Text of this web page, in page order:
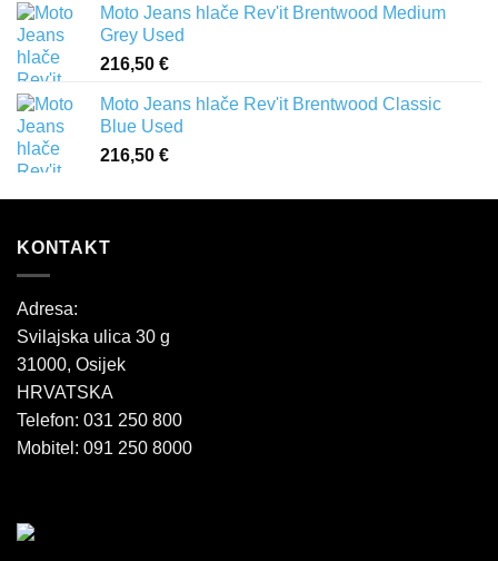
Moto Jeans hlače Rev'it Brentwood Medium
Grey Used
216,50 €
Moto Jeans hlače Rev'it Brentwood Classic
Blue Used
216,50 €
KONTAKT
Adresa:
Svilajska ulica 30 g
31000, Osijek
HRVATSKA
Telefon: 031 250 800
Mobitel: 091 250 8000